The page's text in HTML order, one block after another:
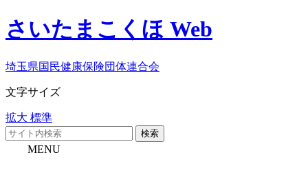
さいたまこくほ Web
埼玉県国民健康保険団体連合会
文字サイズ
拡大 標準
検索
MENU